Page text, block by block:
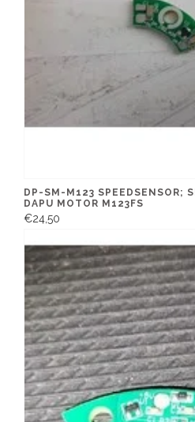
DP-SM-M123 SPEEDSENSOR;
DAPU MOTOR M123FS
€24,50